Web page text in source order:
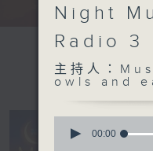
Night
Radio 3
主持人：
owls and
seconds
00:00